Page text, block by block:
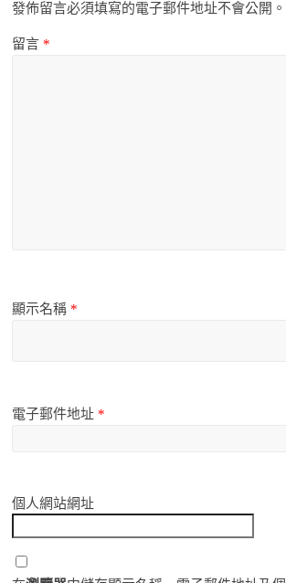
發佈留言必須填寫的電子郵件地址不會公開。
留言 *
顯示名稱 *
電子郵件地址 *
個人網站網址